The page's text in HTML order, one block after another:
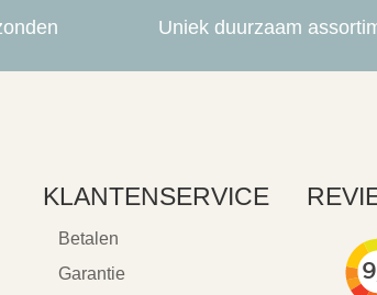
Uniek duurzaam
KLANTENSERVICE
Betalen
Garantie